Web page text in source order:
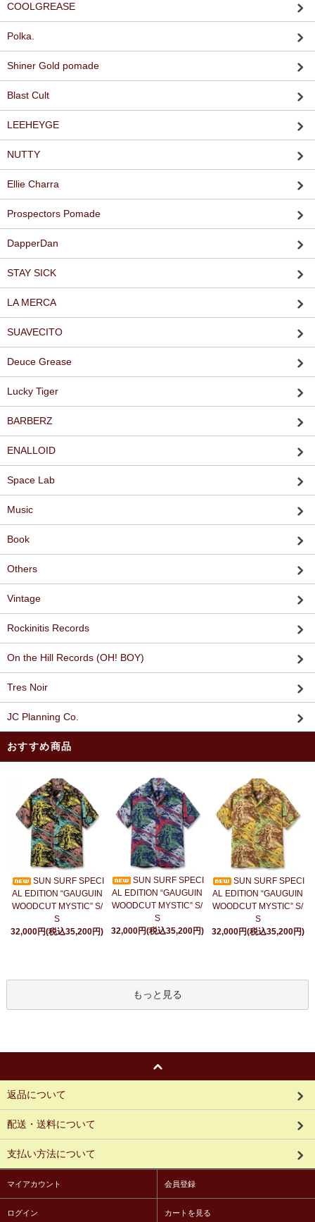
COOLGREASE
Polka.
Shiner Gold pomade
Blast Cult
LEEHEYGE
NUTTY
Ellie Charra
Prospectors Pomade
DapperDan
STAY SICK
LA MERCA
SUAVECITO
Deuce Grease
Lucky Tiger
BARBERZ
ENALLOID
Space Lab
Music
Book
Others
Vintage
Rockinitis Records
On the Hill Records (OH! BOY)
Tres Noir
JC Planning Co.
おすすめ商品
SUN SURF SPECI
AL EDITION “GAUGUIN
WOODCUT MYSTIC” S/
S
32,000円(税込35,200円)
SUN SURF SPECI
AL EDITION “GAUGUIN
WOODCUT MYSTIC” S/
S
32,000円(税込35,200円)
SUN SURF SPECI
AL EDITION “GAUGUIN
WOODCUT MYSTIC” S/
S
32,000円(税込35,200円)
もっと見る
返品について
配送・送料について
支払い方法について
マイアカウント 会員登録
ログイン カートを見る